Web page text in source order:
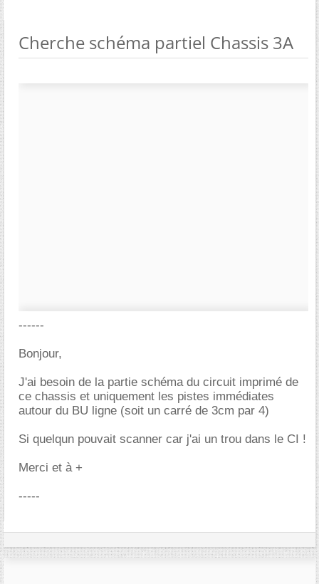
Cherche schéma partiel Chassis 3A
------
Bonjour,
J'ai besoin de la partie schéma du circuit imprimé de
ce chassis et uniquement les pistes immédiates
autour du BU ligne (soit un carré de 3cm par 4)
Si quelqun pouvait scanner car j'ai un trou dans le CI !
Merci et à +
-----